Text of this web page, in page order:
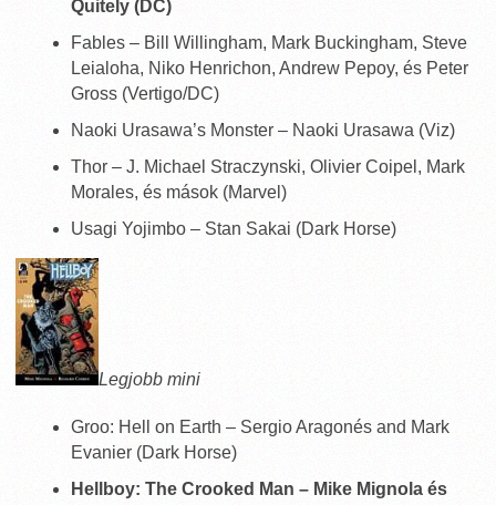
Quitely (DC)
Fables – Bill Willingham, Mark Buckingham, Steve
Leialoha, Niko Henrichon, Andrew Pepoy, és Peter
Gross (Vertigo/DC)
Naoki Urasawa’s Monster – Naoki Urasawa (Viz)
Thor – J. Michael Straczynski, Olivier Coipel, Mark
Morales, és mások (Marvel)
Usagi Yojimbo – Stan Sakai (Dark Horse)
Legjobb mini
Groo: Hell on Earth – Sergio Aragonés and Mark
Evanier (Dark Horse)
Hellboy: The Crooked Man – Mike Mignola és